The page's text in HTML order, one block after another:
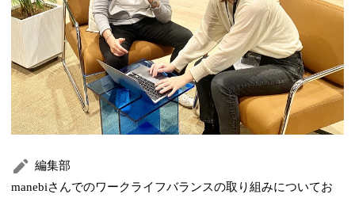
編集部
manebiさんでのワークライフバランスの取り組みについてお